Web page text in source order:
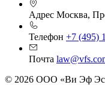
Адрес Москва,
Телефон +7 (495)
Почта
© 2026 ООО «Ви Эф Эс